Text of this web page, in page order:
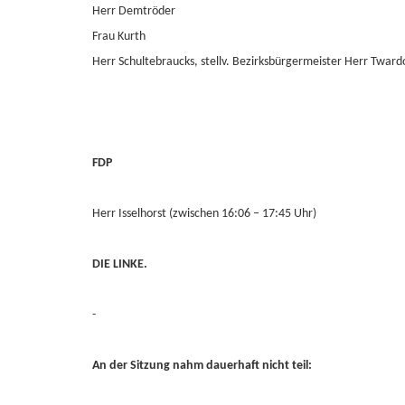
Herr Demtröder
Frau Kurth
Herr Schultebraucks, stellv. Bezirksbürgermeister Herr
FDP
Herr Isselhorst (zwischen 16:06 – 17:45 Uhr)
DIE LINKE.
-
An der Sitzung nahm dauerhaft nicht teil: